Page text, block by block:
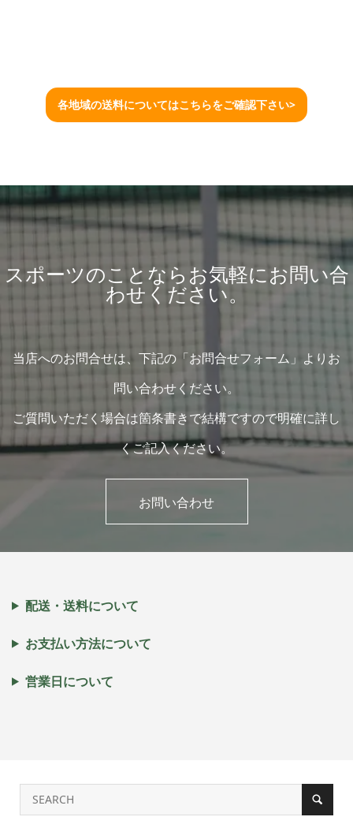
各地域の送料についてはこちらをご確認下さい>
スポーツのことならお気軽にお問い合
わせください。
当店へのお問合せは、下記の「お問合せフォーム」よりお
問い合わせください。
ご質問いただく場合は箇条書きで結構ですので明確に詳し
くご記入ください。
お問い合わせ
配送・送料について
お支払い方法について
営業日について